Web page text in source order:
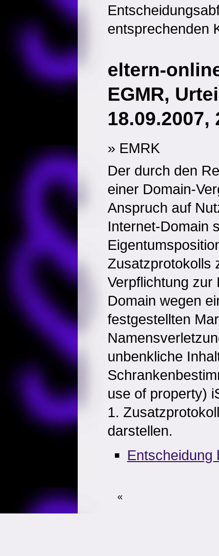
entsprechenden
eltern-
EGMR,
18.09.2007,
» EMRK
Der durch den
einer Domain-
Anspruch auf
Internet-Domain
Zusatzprotokolls
Verpflichtung zur
Domain wegen
festgestellten
unbenkliche
use of property)
1.
darstellen.
Entscheidung
«